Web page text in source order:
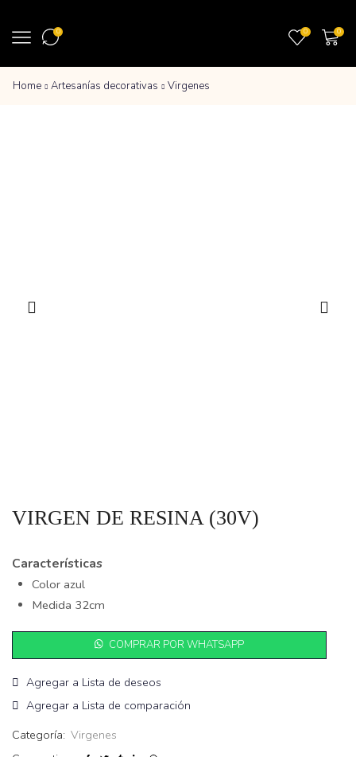
0 0 0
Home Artesanías decorativas Virgenes
VIRGEN DE RESINA (30V)
Características
Color azul
Medida 32cm
COMPRAR POR WHATSAPP
Agregar a Lista de deseos
Agregar a Lista de comparación
Categoría: Virgenes